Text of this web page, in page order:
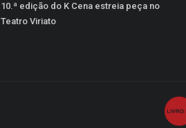
10.ª edição do K Cena estreia peça no
Teatro Viriato